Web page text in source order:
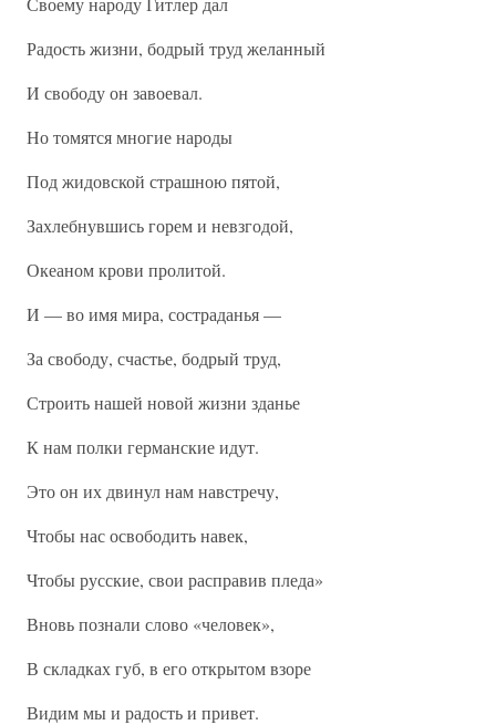
Радость жизни, бодрый труд желанный
И свободу он завоевал.
Но томятся многие народы
Под жидовской страшною пятой,
Захлебнувшись горем и невзгодой,
Океаном крови пролитой.
И — во имя мира, состраданья —
За свободу, счастье, бодрый труд,
Строить нашей новой жизни зданье
К нам полки германские идут.
Это он их двинул нам навстречу,
Чтобы нас освободить навек,
Чтобы русские, свои расправив пледа»
Вновь познали слово «человек»,
В складках губ, в его открытом взоре
Видим мы и радость и привет.